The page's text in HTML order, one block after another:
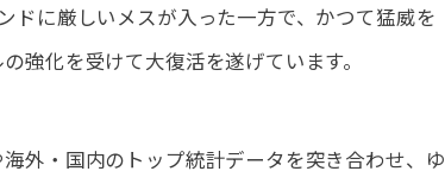
ドに厳しいメスが入った一方で、かつて猛威を
強化を受けて大復活を遂げています。
外・国内のトップ統計データを突き合わせ、ゆ